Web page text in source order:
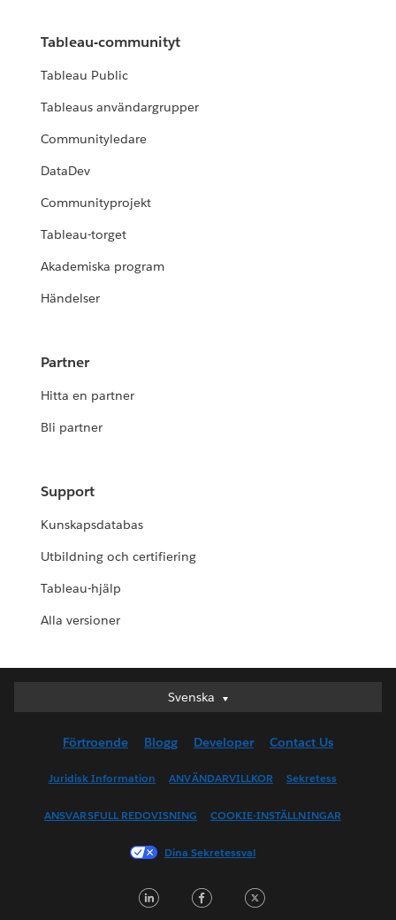
Tableau-communityt
Tableau Public
Tableaus användargrupper
Communityledare
DataDev
Communityprojekt
Tableau-torget
Akademiska program
Händelser
Partner
Hitta en partner
Bli partner
Support
Kunskapsdatabas
Utbildning och certifiering
Tableau-hjälp
Alla versioner
Svenska
Svenska
English (UK)
English (US)
Français (Canada)
Français (France)
日本語
Förtroende Blogg Developer Contact Us
Juridisk Information ANVÄNDARVILLKOR Sekretess
ANSVARSFULL REDOVISNING COOKIE-INSTÄLLNINGAR
Dina Sekretessval
LinkedInFacebook